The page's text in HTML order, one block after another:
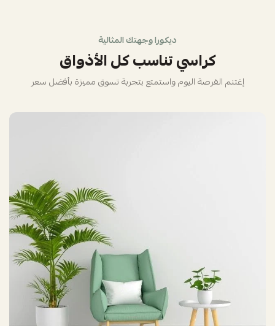
ديكورا وجهتك المثالية
كراسي تناسب كل الأذواق
إغتنم الفرصة اليوم واستمتع بتجربة تسوق مميزة بأفضل سعر